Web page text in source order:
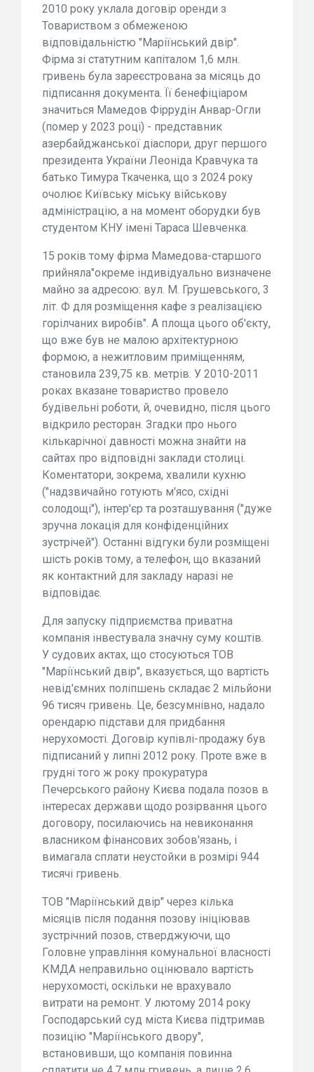
2010 року уклала договір оренди з
Товариством з обмеженою
відповідальністю "Маріїнський двір".
Фірма зі статутним капіталом 1,6 млн.
гривень була зареєстрована за місяць до
підписання документа. Її бенефіціаром
значиться Мамедов Фіррудін Анвар-Огли
(помер у 2023 році) - представник
азербайджанської діаспори, друг першого
президента України Леоніда Кравчука та
батько Тимура Ткаченка, що з 2024 року
очолює Київську міську військову
адміністрацію, а на момент оборудки був
студентом КНУ імені Тараса Шевченка.
15 років тому фірма Мамедова-старшого
прийняла"окреме індивідуально визначене
майно за адресою: вул. М. Грушевського, 3
літ. Ф для розміщення кафе з реалізацією
горілчаних виробів". А площа цього об'єкту,
що вже був не малою архітектурною
формою, а нежитловим приміщенням,
становила 239,75 кв. метрів. У 2010-2011
роках вказане товариство провело
будівельні роботи, й, очевидно, після цього
відкрило ресторан. Згадки про нього
кількарічної давності можна знайти на
сайтах про відповідні заклади столиці.
Коментатори, зокрема, хвалили кухню
("надзвичайно готують м'ясо, східні
солодощі"), інтер'єр та розташування ("дуже
зручна локація для конфіденційних
зустрічей"). Останні відгуки були розміщені
шість років тому, а телефон, що вказаний
як контактний для закладу наразі не
відповідає.
Для запуску підприємства приватна
компанія інвестувала значну суму коштів.
У судових актах, що стосуються ТОВ
"Маріїнський двір", вказується, що вартість
невід'ємних поліпшень складає 2 мільйони
96 тисяч гривень. Це, безсумнівно, надало
орендарю підстави для придбання
нерухомості. Договір купівлі-продажу був
підписаний у липні 2012 року. Проте вже в
грудні того ж року прокуратура
Печерського району Києва подала позов в
інтересах держави щодо розірвання цього
договору, посилаючись на невиконання
власником фінансових зобов'язань, і
вимагала сплати неустойки в розмірі 944
тисячі гривень.
ТОВ "Маріїнський двір" через кілька
місяців після подання позову ініціював
зустрічний позов, стверджуючи, що
Головне управління комунальної власності
КМДА неправильно оцінювало вартість
нерухомості, оскільки не врахувало
витрати на ремонт. У лютому 2014 року
Господарський суд міста Києва підтримав
позицію "Маріїнського двору",
встановивши, що компанія повинна